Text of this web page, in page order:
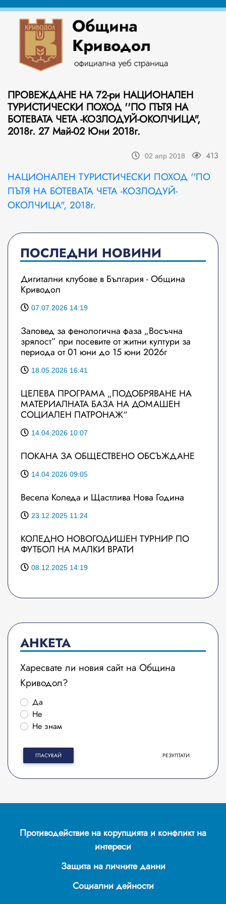
ПРОВЕЖДАНЕ НА 72-ри НАЦИОНАЛЕН
ТУРИСТИЧЕСКИ ПОХОД ''ПО ПЪТЯ НА
БОТЕВАТА ЧЕТА -КОЗЛОДУЙ-ОКОЛЧИЦА",
2018г. 27 Май-02 Юни 2018г.
02 апр 2018 413
НАЦИОНАЛЕН ТУРИСТИЧЕСКИ ПОХОД ''ПО
ПЪТЯ НА БОТЕВАТА ЧЕТА -КОЗЛОДУЙ-
ОКОЛЧИЦА", 2018г.
ПОСЛЕДНИ НОВИНИ
Дигитални клубове в България - Община
Криводол
07.07.2026 14:19
Заповед за фенологична фаза „Восъчна
зрялост” при посевите от житни култури за
периода от 01 юни до 15 юни 2026г
18.05.2026 16:41
ЦЕЛЕВА ПРОГРАМА „ПОДОБРЯВАНЕ НА
МАТЕРИАЛНАТА БАЗА НА ДОМАШЕН
СОЦИАЛЕН ПАТРОНАЖ“
14.04.2026 10:07
ПОКАНА ЗА ОБЩЕСТВЕНО ОБСЪЖДАНЕ
14.04.2026 09:05
Весела Коледа и Щастлива Нова Година
23.12.2025 11:24
КОЛЕДНО НОВОГОДИШЕН ТУРНИР ПО
ФУТБОЛ НА МАЛКИ ВРАТИ
08.12.2025 14:19
АНКЕТА
Харесвате ли новия сайт на Община
Криводол?
Да
Не
Не знам
ГЛАСУВАЙ РЕЗУЛТАТИ
Противодействие на корупцията и конфликт на
интереси
Защита на личните данни
Социални дейности